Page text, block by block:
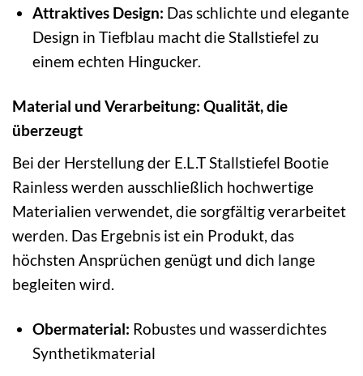
Attraktives Design: Das schlichte und elegante
Design in Tiefblau macht die Stallstiefel zu
einem echten Hingucker.
Material und Verarbeitung: Qualität, die
überzeugt
Bei der Herstellung der E.L.T Stallstiefel Bootie
Rainless werden ausschließlich hochwertige
Materialien verwendet, die sorgfältig verarbeitet
werden. Das Ergebnis ist ein Produkt, das
höchsten Ansprüchen genügt und dich lange
begleiten wird.
Obermaterial: Robustes und wasserdichtes
Synthetikmaterial